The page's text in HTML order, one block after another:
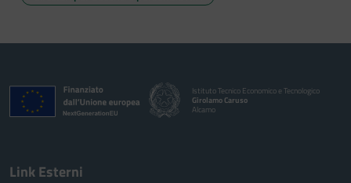
Istituto Tecnico Economico e Tecnologico
Girolamo Caruso
Alcamo
Link Esterni